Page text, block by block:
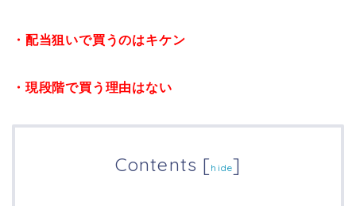
・配当狙いで買うのはキケン
・現段階で買う理由はない
Contents [hide]